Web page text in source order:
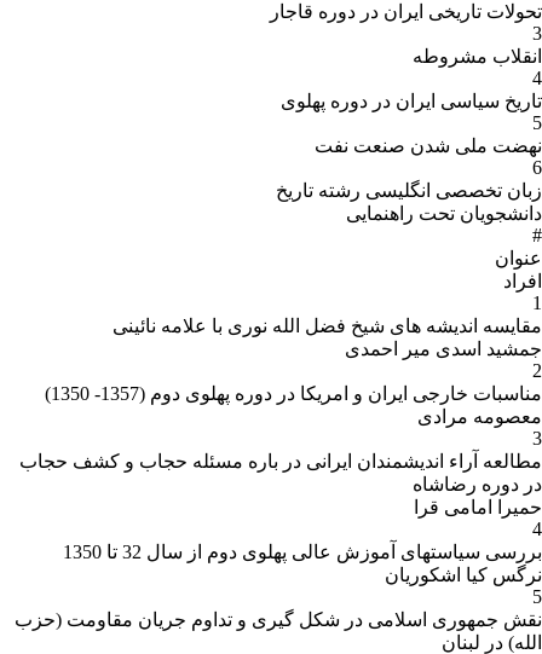
تحولات تاریخی ایران در دوره قاجار
3
انقلاب مشروطه
4
تاریخ سیاسی ایران در دوره پهلوی
5
نهضت ملی شدن صنعت نفت
6
زبان تخصصی انگلیسی رشته تاریخ
دانشجویان تحت راهنمایی
#
عنوان
افراد
1
مقایسه اندیشه های شیخ فضل الله نوری با علامه نائینی
جمشید اسدی میر احمدی
2
مناسبات خارجی ایران و امریکا در دوره پهلوی دوم (1357- 1350)
معصومه مرادی
3
مطالعه آراء اندیشمندان ایرانی در باره مسئله حجاب و کشف حجاب
در دوره رضاشاه
حمیرا امامی قرا
4
بررسی سیاستهای آموزش عالی پهلوی دوم از سال 32 تا 1350
نرگس کیا اشکوریان
5
نقش جمهوری اسلامی در شکل گیری و تداوم جریان مقاومت (حزب
الله) در لبنان